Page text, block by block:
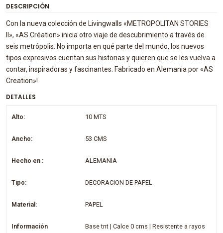
DESCRIPCIÓN
Con la nueva colección de Livingwalls «METROPOLITAN STORIES
II», «AS Création» inicia otro viaje de descubrimiento a través de
seis metrópolis. No importa en qué parte del mundo, los nuevos
tipos expresivos cuentan sus historias y quieren que se les vuelva a
contar, inspiradoras y fascinantes. Fabricado en Alemania por «AS
Creation»!
DETALLES
Alto: 10 MTS
Ancho: 53 CMS
Hecho en : ALEMANIA
Tipo: DECORACION DE PAPEL
Material: PAPEL
Información
Base tnt | Calce 0 cms | Resistente a rayos